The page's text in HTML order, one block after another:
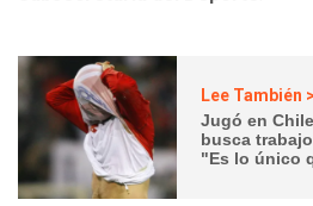
Lee También >
Jugó en
busca
"Es lo único